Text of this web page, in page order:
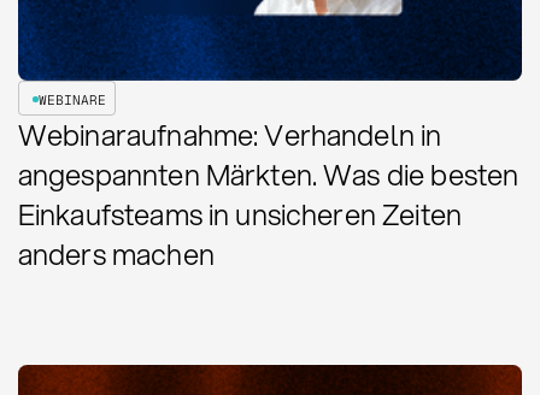
WEBINARE
Webinaraufnahme: Verhandeln in
angespannten Märkten. Was die besten
Einkaufsteams in unsicheren Zeiten
anders machen